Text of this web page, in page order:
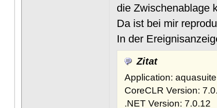
die Zwischenablage
Da ist bei mir
In der
Zitat
Application:
CoreCLR Version:
.NET Version: 7.0.12